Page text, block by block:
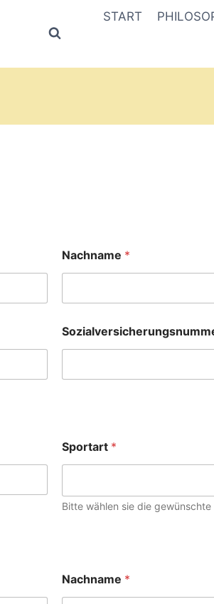
START
Nachname *
Sportart *
Bitte wählen sie die
Nachname *